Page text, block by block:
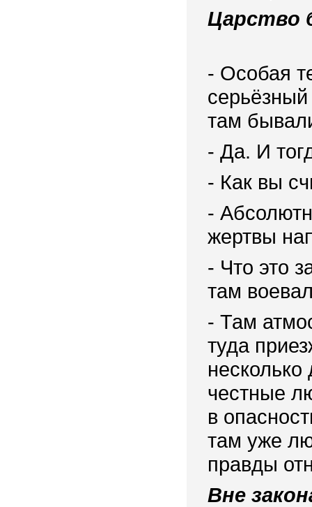
Царство
- Особая
там
- Да. И
- Как вы
-
жертвы
- Что это
там
- Там
туда
честные
в
там уже
правды
Вне